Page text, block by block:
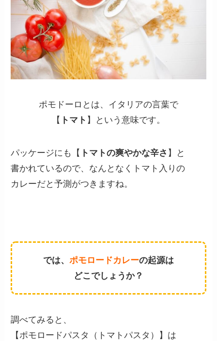
ポモドーロとは、イタリアの言葉で
【 トマト 】という意味です。
パッケージにも【 トマトの爽やかな辛さ 】と
書かれているので、なんとなくトマト入りの
カレーだと予測がつきますね。
では、 ポモロードカレーの起源は
どこでしょうか？
調べてみると、
【ポモロードパスタ（トマトパスタ）】は